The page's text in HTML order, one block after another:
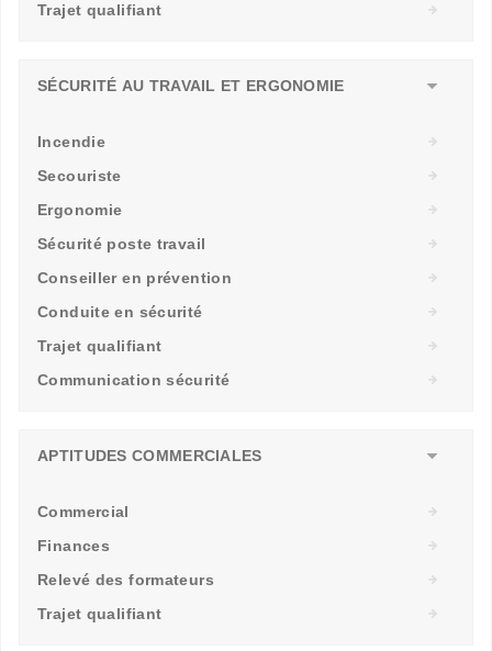
Trajet qualifiant
SÉCURITÉ AU TRAVAIL ET ERGONOMIE
Incendie
Secouriste
Ergonomie
Sécurité poste travail
Conseiller en prévention
Conduite en sécurité
Trajet qualifiant
Communication sécurité
APTITUDES COMMERCIALES
Commercial
Finances
Relevé des formateurs
Trajet qualifiant